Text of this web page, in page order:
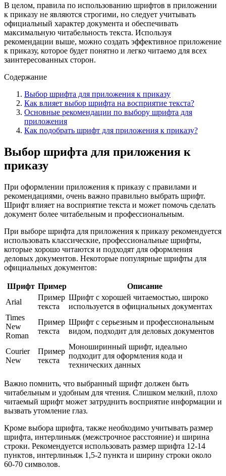
В целом, правила по использованию шрифтов в приложении
к приказу не являются строгими, но следует учитывать
официальный характер документа и обеспечивать
максимальную читабельность текста. Используя
рекомендации выше, можно создать эффективное приложение
к приказу, которое будет понятно и легко читаемо для всех
заинтересованных сторон.
Содержание
Выбор шрифта для приложения к приказу
Как влияет выбор шрифта на восприятие текста?
Основные рекомендации по выбору шрифта для
приложения
Как подобрать шрифт для приложения к приказу?
Выбор шрифта для приложения к
приказу
При оформлении приложения к приказу с правилами и
рекомендациями, очень важно правильно выбрать шрифт.
Шрифт влияет на восприятие текста и может помочь сделать
документ более читабельным и профессиональным.
При выборе шрифта для приложения к приказу рекомендуется
использовать классические, профессиональные шрифты,
которые хорошо читаются и подходят для оформления
деловых документов. Некоторые популярные шрифты для
официальных документов:
Шрифт Пример
Описание
Arial
Пример
текста
Шрифт с хорошей читаемостью, широко
используется в официальных документах
Times
New
Roman
Пример
текста
Шрифт с серьезным и профессиональным
видом, подходит для деловых документов
Courier
New
Пример
текста
Моноширинный шрифт, идеально
подходит для оформления кода и
технических данных
Важно помнить, что выбранный шрифт должен быть
читабельным и удобным для чтения. Слишком мелкий, плохо
читаемый шрифт может затруднить восприятие информации и
вызвать утомление глаз.
Кроме выбора шрифта, также необходимо учитывать размер
шрифта, интерлиньяж (межстрочное расстояние) и ширина
строки. Рекомендуется использовать размер шрифта 12-14
пунктов, интерлиньяж 1,5-2 пункта и ширину строки около
60-70 символов.